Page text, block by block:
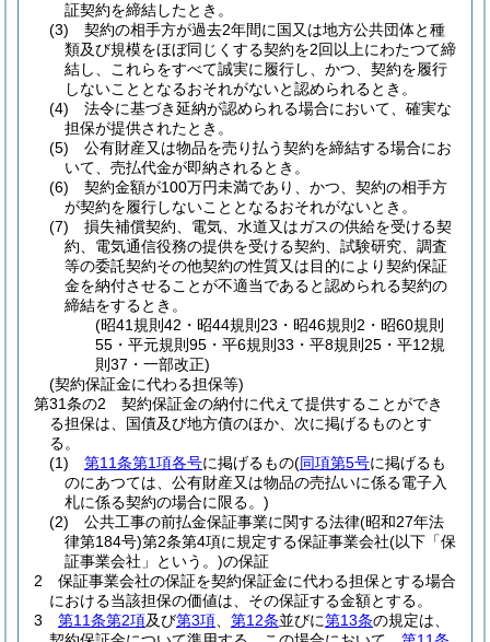
証契約を締結したとき。
(3)
契約の相手方が過去2年間に国又は地方公共団体と種
類及び規模をほぼ同じくする契約を2回以上にわたつて締
結し、これらをすべて誠実に履行し、かつ、契約を履行
しないこととなるおそれがないと認められるとき。
(4)
法令に基づき延納が認められる場合において、確実な
担保が提供されたとき。
(5)
公有財産又は物品を売り払う契約を締結する場合にお
いて、売払代金が即納されるとき。
(6)
契約金額が100万円未満であり、かつ、契約の相手方
が契約を履行しないこととなるおそれがないとき。
(7)
損失補償契約、電気、水道又はガスの供給を受ける契
約、電気通信役務の提供を受ける契約、試験研究、調査
等の委託契約その他契約の性質又は目的により契約保証
金を納付させることが不適当であると認められる契約の
締結をするとき。
(昭41規則42・昭44規則23・昭46規則2・昭60規則
55・平元規則95・平6規則33・平8規則25・平12規
則37・一部改正)
(契約保証金に代わる担保等)
第31条の2
契約保証金の納付に代えて提供することができ
る担保は、国債及び地方債のほか、次に掲げるものとす
る。
(1)
第11条第1項各号に掲げるもの(同項第5号に掲げるも
のにあつては、公有財産又は物品の売払いに係る電子入
札に係る契約の場合に限る。)
(2)
公共工事の前払金保証事業に関する法律(昭和27年法
律第184号)第2条第4項に規定する保証事業会社(以下「保
証事業会社」という。)の保証
2
保証事業会社の保証を契約保証金に代わる担保とする場合
における当該担保の価値は、その保証する金額とする。
3
第11条第2項及び第3項 第12条並びに第13条の規定は、